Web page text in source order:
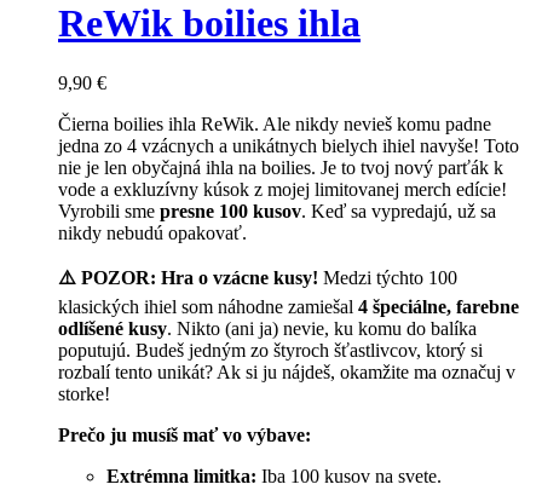
ReWik boilies ihla
9,90 €
Čierna boilies ihla ReWik. Ale nikdy nevieš komu padne
jedna zo 4 vzácnych a unikátnych bielych ihiel navyše! Toto
nie je len obyčajná ihla na boilies. Je to tvoj nový parťák k
vode a exkluzívny kúsok z mojej limitovanej merch edície!
Vyrobili sme presne 100 kusov. Keď sa vypredajú, už sa
nikdy nebudú opakovať.
⚠️ POZOR: Hra o vzácne kusy! Medzi týchto 100
klasických ihiel som náhodne zamiešal 4 špeciálne, farebne
odlíšené kusy. Nikto (ani ja) nevie, ku komu do balíka
poputujú. Budeš jedným zo štyroch šťastlivcov, ktorý si
rozbalí tento unikát? Ak si ju nájdeš, okamžite ma označuj v
storke!
Prečo ju musíš mať vo výbave:
Extrémna limitka: Iba 100 kusov na svete.